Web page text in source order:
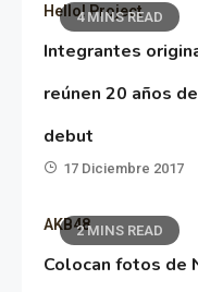
4 MINS READ
Hello! Project
Integrantes
reúnen 20 años
debut
17 Diciembre 2017
2 MINS READ
AKB48
Colocan fotos de